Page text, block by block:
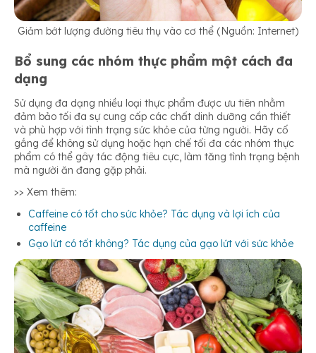
Giảm bớt lượng đường tiêu thụ vào cơ thể (Nguồn: Internet)
Bổ sung các nhóm thực phẩm một cách đa
dạng
Sử dụng đa dạng nhiều loại thực phẩm được ưu tiên nhằm
đảm bảo tối đa sự cung cấp các chất dinh dưỡng cần thiết
và phù hợp với tình trạng sức khỏe của từng người. Hãy cố
gắng để không sử dụng hoặc hạn chế tối đa các nhóm thực
phẩm có thể gây tác động tiêu cực, làm tăng tình trạng bệnh
mà người ăn đang gặp phải.
>> Xem thêm:
Caffeine có tốt cho sức khỏe? Tác dụng và lợi ích của
caffeine
Gạo lứt có tốt không? Tác dụng của gạo lứt với sức khỏe